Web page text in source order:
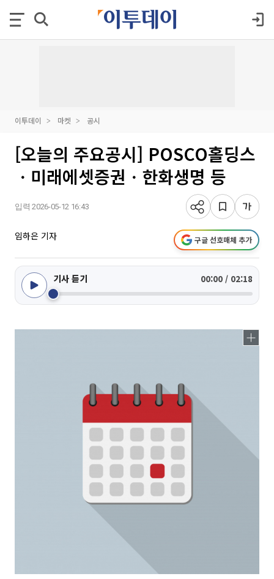
이투데이 마켓 공시
[오늘의 주요공시] POSCO홀딩스
ㆍ미래에셋증권ㆍ한화생명 등
입력 2026-05-12 16:43
임하은 기자 구글 선호매체 추가
기사 듣기 00:00 / 02:18